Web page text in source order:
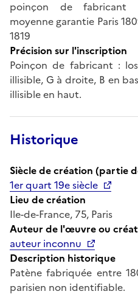
poinçon de fabricant
moyenne garantie Paris
1819
Précision sur l'inscription
Poinçon de fabricant :
illisible, G à droite, B en
illisible en haut.
Historique
Siècle de création (partie
1er quart 19e siècle
Lieu de création
Ile-de-France, 75, Paris
Auteur de l'œuvre ou
auteur inconnu
Description historique
Patène fabriquée entre
parisien non identifiable.